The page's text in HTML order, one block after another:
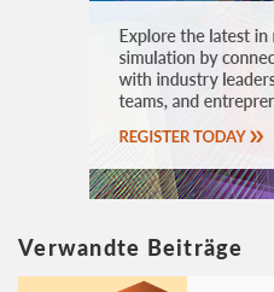
Verwandte Beiträge